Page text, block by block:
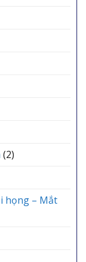
(2)
họng – Mắt